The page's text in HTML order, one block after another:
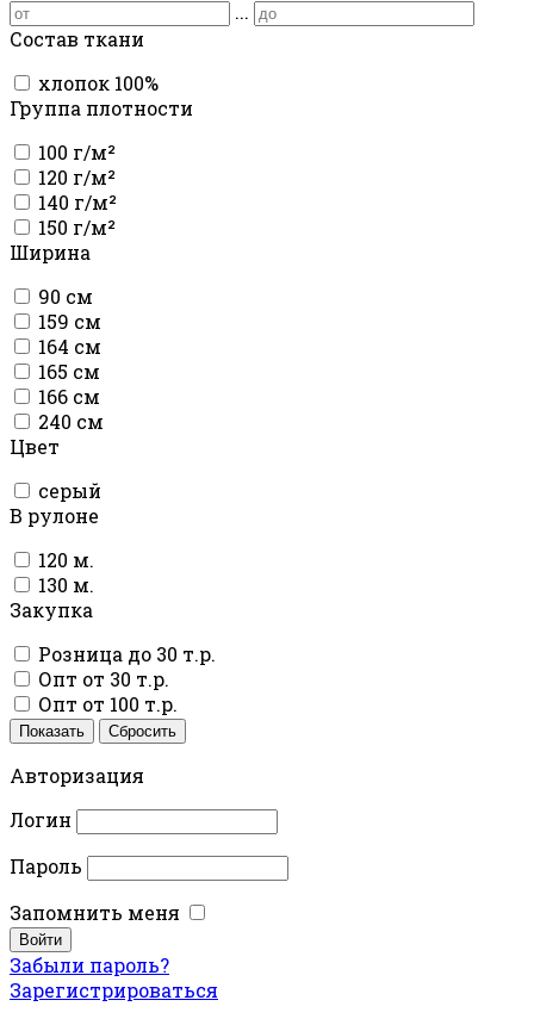
...
Состав ткани
хлопок 100%
Группа плотности
100 г/м²
120 г/м²
140 г/м²
150 г/м²
Ширина
90 см
159 см
164 см
165 см
166 см
240 см
Цвет
серый
В рулоне
120 м.
130 м.
Закупка
Розница до 30 т.р.
Опт от 30 т.р.
Опт от 100 т.р.
Показать Сбросить
Авторизация
Логин
Пароль
Запомнить меня
Забыли пароль?
Зарегистрироваться